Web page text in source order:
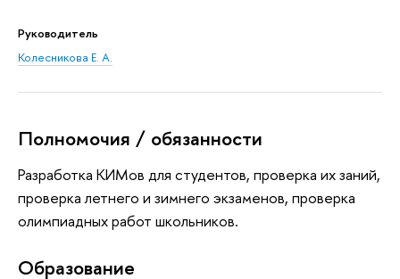
Руководитель
Колесникова Е. А.
Полномочия / обязанности
Разработка КИМов для студентов, проверка их заний,
проверка летнего и зимнего экзаменов, проверка
олимпиадных работ школьников.
Oбразование